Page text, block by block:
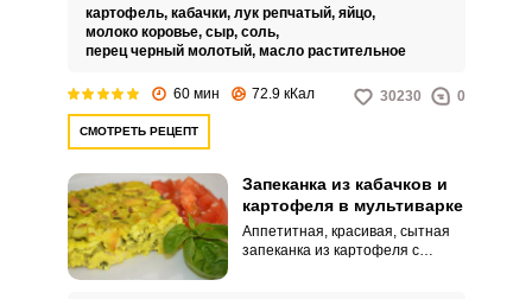
картофель, кабачки, лук репчатый, яйцо,
молоко коровье, сыр, соль,
перец черный молотый, масло растительное
60 мин 72.9 кКал 30230 0
СМОТРЕТЬ РЕЦЕПТ
Запеканка из кабачков и
картофеля в мультиварке
Аппетитная, красивая, сытная
запеканка из картофеля с